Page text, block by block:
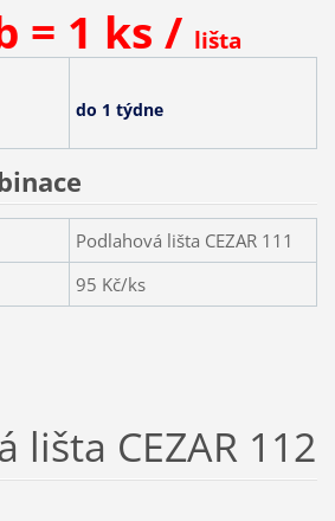
= 1 ks / lišta
do 1 týdne
Podlahová lišta CEZAR 111
95 Kč/ks
lišta CEZAR 112